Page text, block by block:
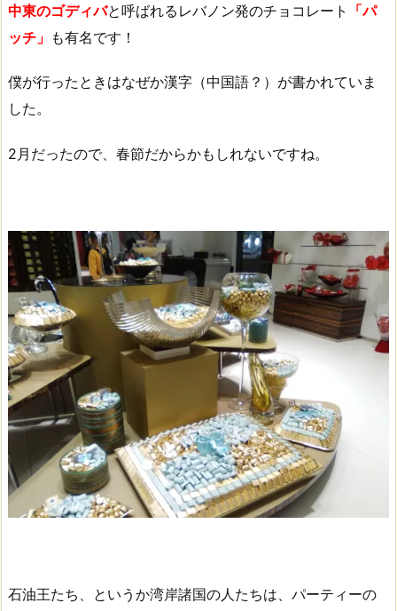
中東のゴディバと呼ばれるレバノン発のチョコレート
「パ
ッチ」 も有名です！
僕が行ったときはなぜか漢字（中国語？）が書かれていま
した。
2月だったので、春節だからかもしれないですね。
石油王たち、というか湾岸諸国の人たちは、パーティーの